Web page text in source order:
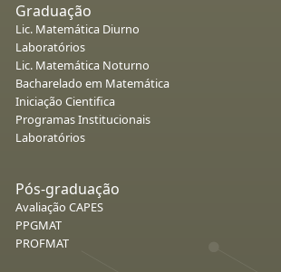
Graduação
Lic. Matemática Diurno
Laboratórios
Lic. Matemática Noturno
Bacharelado em Matemática
Iniciação Cientifica
Programas Institucionais
Laboratórios
Pós-graduação
Avaliação CAPES
PPGMAT
PROFMAT